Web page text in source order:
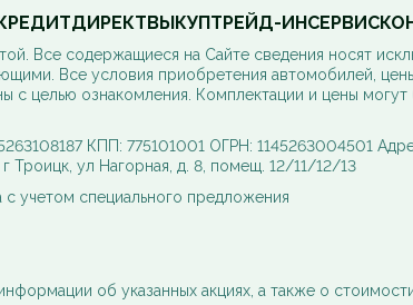
ДИРЕКТВЫКУПТРЕЙД-ИНСЕРВИС
Все содержащиеся на Сайте сведения носят
Все условия приобретения автомобилей,
с целью ознакомления. Комплектации и цены
КПП: 775101001 ОГРН: 1145263004501
Троицк, ул Нагорная, д. 8, помещ. 12/11/12/13
с учетом специального предложения
об указанных акциях, а также о